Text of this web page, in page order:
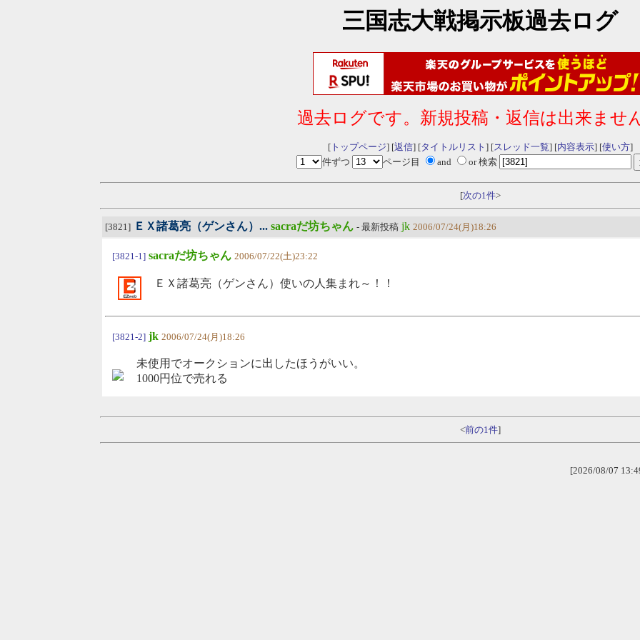
三国志大戦掲示板過去ログ
過去ログです。新規投稿・返信は出来ませ
[トップページ] [返信] [タイトルリスト ] [スレッド一覧] [内容表示] [使い方]
件ずつ
ページ目 and or 検索
[次の1件>
[3821] ＥＸ諸葛亮（ゲンさん）... sacraだ坊ちゃん - 最新投稿 jk 2006/07/24(月)18:26
[3821-1] sacraだ坊ちゃん 2006/07/22(土)23:22
ＥＸ諸葛亮（ゲンさん）使いの人集まれ～！！
[3821-2] jk 2006/07/24(月)18:26
未使用でオークションに出したほうがいい。
1000円位で売れる
<前の1件]
[2026/08/07